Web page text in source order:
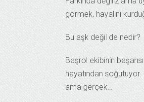
görmek, hayalini
Bu aşk değil de nedir?
Başrol ekibinin
hayatından
ama gerçek…